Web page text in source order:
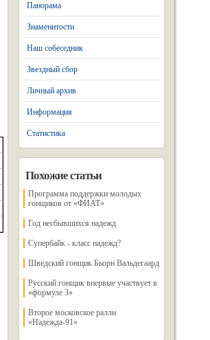
Панорама
Знаменитости
Наш собеседник
Звездный сбор
Личный архив
Информация
Статистика
Похожие статьи
Программа поддержки молодых
гонщиков от «ФИАТ»
Год несбывшихся надежд
Супербайк - класс надежд?
Шведский гонщик Бьорн Вальдегаард
Русский гонщик впервые участвует в
«формуле 3»
Второе московское ралли
«Надежда-91»